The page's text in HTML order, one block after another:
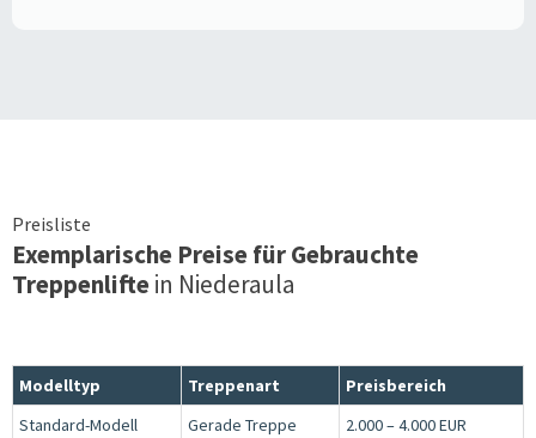
Preisliste
Exemplarische Preise für Gebrauchte
Treppenliftein Niederaula
Modelltyp Treppenart
Preisbereich
Standard-Modell
Gerade Treppe
2.000 – 4.000 EUR